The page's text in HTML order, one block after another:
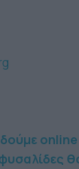
δούμε online